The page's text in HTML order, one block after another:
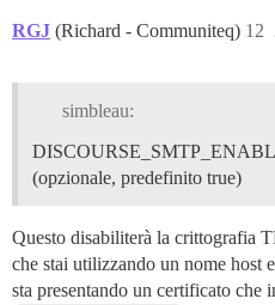
RGJ (Richard - Communiteq) 12
simbleau:
(opzionale, predefinito true)
Questo disabiliterà la crittografia
che stai utilizzando un nome host
sta presentando un certificato che